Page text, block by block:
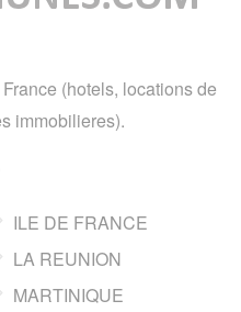
(hotels, locations de
immobilieres).
ILE DE FRANCE
LA REUNION
MARTINIQUE